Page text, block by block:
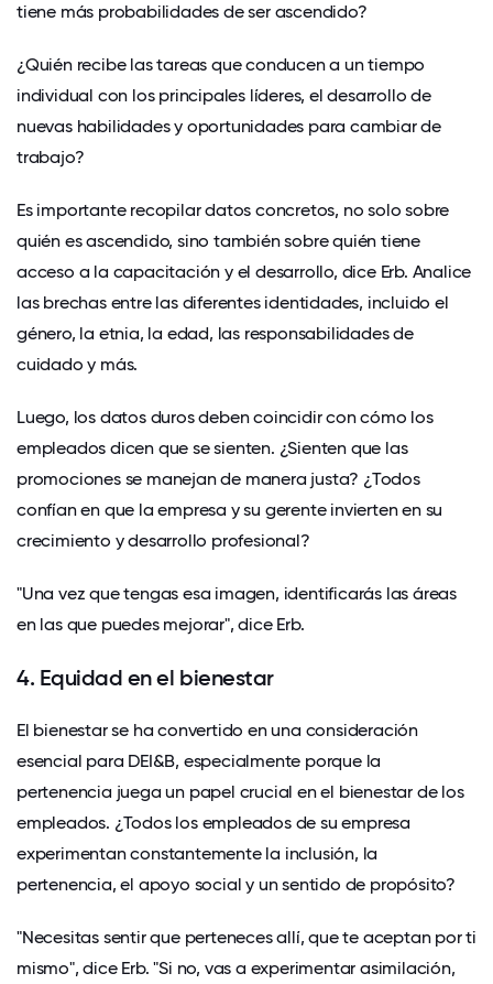
tiene más probabilidades de ser ascendido?
¿Quién recibe las tareas que conducen a un tiempo
individual con los principales líderes, el desarrollo de
nuevas habilidades y oportunidades para cambiar de
trabajo?
Es importante recopilar datos concretos, no solo sobre
quién es ascendido, sino también sobre quién tiene
acceso a la capacitación y el desarrollo, dice Erb. Analice
las brechas entre las diferentes identidades, incluido el
género, la etnia, la edad, las responsabilidades de
cuidado y más.
Luego, los datos duros deben coincidir con cómo los
empleados dicen que se sienten. ¿Sienten que las
promociones se manejan de manera justa? ¿Todos
confían en que la empresa y su gerente invierten en su
crecimiento y desarrollo profesional?
"Una vez que tengas esa imagen, identificarás las áreas
en las que puedes mejorar", dice Erb.
4. Equidad en el bienestar
El bienestar se ha convertido en una consideración
esencial para DEI&B, especialmente porque la
pertenencia juega un papel crucial en el bienestar de los
empleados. ¿Todos los empleados de su empresa
experimentan constantemente la inclusión, la
pertenencia, el apoyo social y un sentido de propósito?
"Necesitas sentir que perteneces allí, que te aceptan por ti
mismo", dice Erb. "Si no, vas a experimentar asimilación,